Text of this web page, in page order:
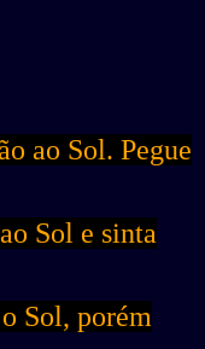
ao Sol. Pegue
Sol e sinta
Sol, porém